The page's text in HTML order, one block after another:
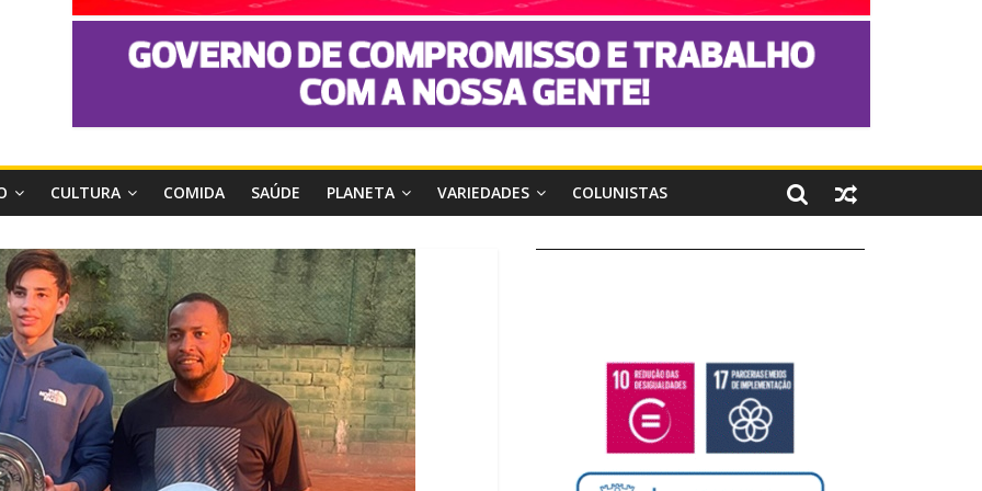
CULTURA COMIDA SAÚDE PLANETA VARIEDADES COLUNISTAS